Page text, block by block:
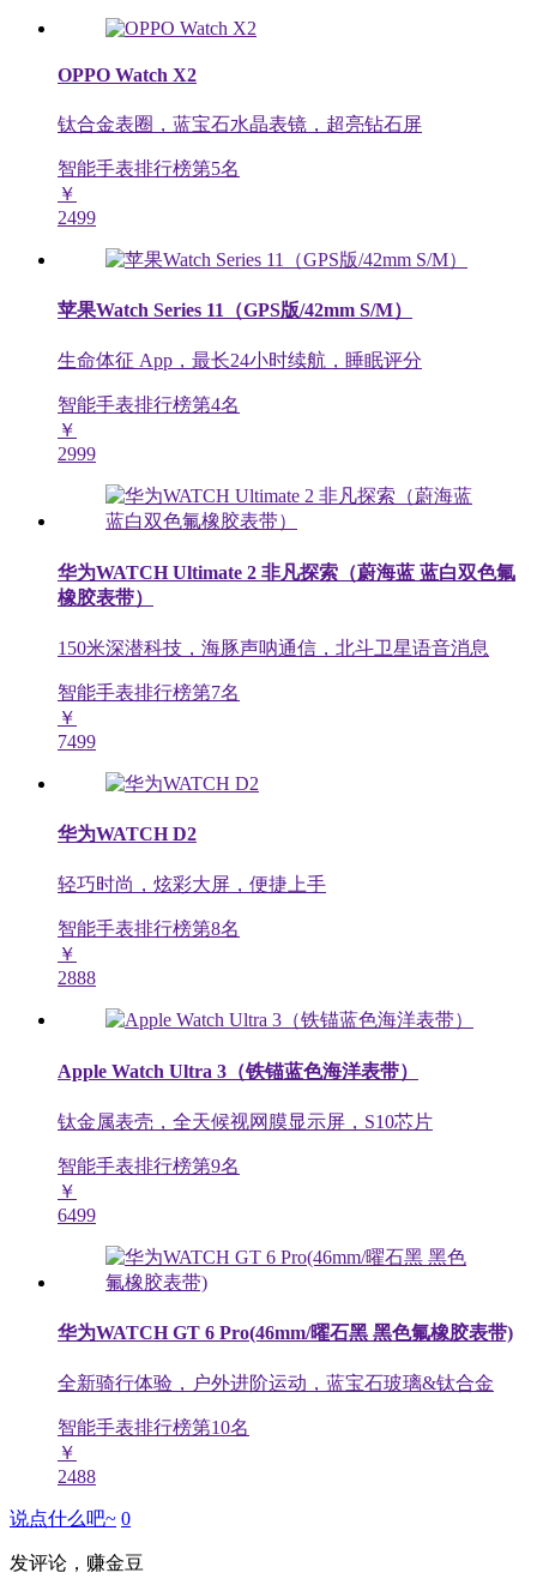
OPPO Watch X2
钛合金表圈，蓝宝石水晶表镜，超亮钻石屏
智能手表排行榜第5名
￥
2499
苹果Watch Series 11（GPS版/42mm S/M）
生命体征 App，最长24小时续航，睡眠评分
智能手表排行榜第4名
￥
2999
华为WATCH Ultimate 2 非凡探索（蔚海蓝 蓝白双色氟
橡胶表带）
150米深潜科技，海豚声呐通信，北斗卫星语音消息
智能手表排行榜第7名
￥
7499
华为WATCH D2
轻巧时尚，炫彩大屏，便捷上手
智能手表排行榜第8名
￥
2888
Apple Watch Ultra 3（铁锚蓝色海洋表带）
钛金属表壳，全天候视网膜显示屏，S10芯片
智能手表排行榜第9名
￥
6499
华为WATCH GT 6 Pro(46mm/曜石黑 黑色氟橡胶表带)
全新骑行体验，户外进阶运动，蓝宝石玻璃&钛合金
智能手表排行榜第10名
￥
2488
说点什么吧~ 0
发评论，赚金豆